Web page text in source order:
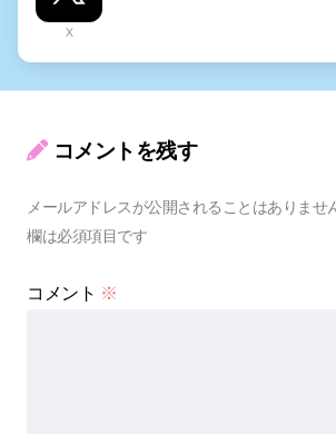
X
コメントを残す
メールアドレスが公開されることはありませ
欄は必須項目です
コメント ※